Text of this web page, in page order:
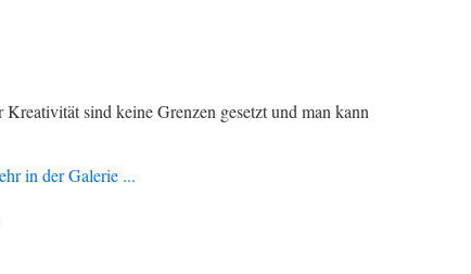
sind keine Grenzen gesetzt und man kann
in der Galerie ...